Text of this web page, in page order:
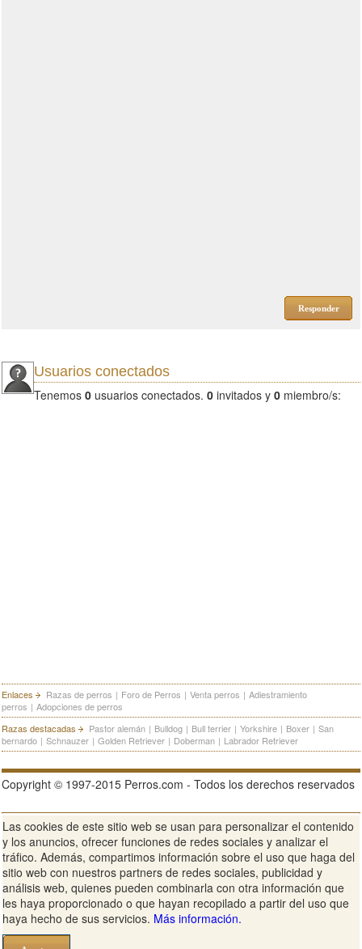
Responder
Usuarios conectados
Tenemos 0 usuarios conectados. 0 invitados y 0 miembro/s:
Enlaces Razas de perros | Foro de Perros | Venta perros | Adiestramiento
perros | Adopciones de perros
Razas destacadas
Pastor alemán | Bulldog | Bull terrier | Yorkshire | Boxer | San
bernardo | Schnauzer | Golden Retriever | Doberman | Labrador Retriever
Copyright © 1997-2015 Perros.com - Todos los derechos reservados
Publicidad en Perros.com | Contacte | Aviso Legal Política de
privacidad | Condiciones de uso
Ver sitio web completo
Las cookies de este sitio web se usan para personalizar el contenido
y los anuncios, ofrecer funciones de redes sociales y analizar el
tráfico. Además, compartimos información sobre el uso que haga del
sitio web con nuestros partners de redes sociales, publicidad y
análisis web, quienes pueden combinarla con otra información que
les haya proporcionado o que hayan recopilado a partir del uso que
haya hecho de sus servicios. Más información.